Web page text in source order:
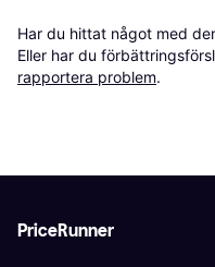
Har du hittat något med
Eller har du
rapportera problem.
PriceRunner